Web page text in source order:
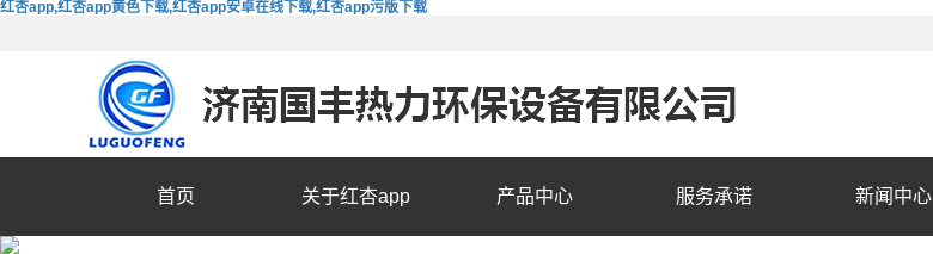
红杏app,红杏app黄色下载,红杏app安卓在线下载,红杏app污版下载
首页 关于红杏app 产品中心 服务承诺 新闻中心